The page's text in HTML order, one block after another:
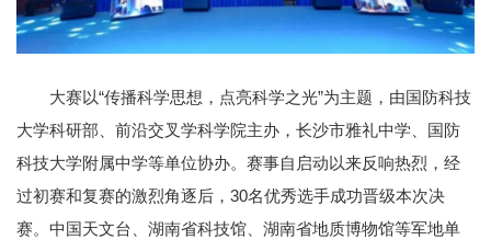
大赛以“传播科学思想，点亮科学之光”为主题，由国防科技
大学科研部、前沿交叉学科学院主办，长沙市雅礼中学、国防
科技大学附属中学等单位协办。赛事自启动以来反响热烈，经
过初赛和复赛的激烈角逐后，30名优秀选手成功晋级本次决
赛。中国天文台、湖南省科技馆、湖南省地质博物馆等军地单